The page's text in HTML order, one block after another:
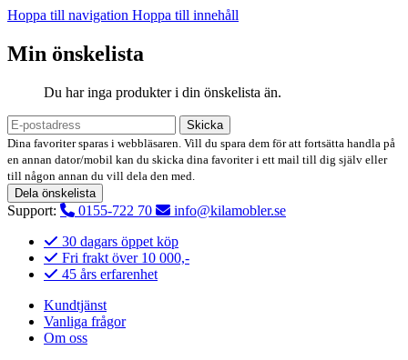
Hoppa till navigation Hoppa till innehåll
Min önskelista
Du har inga produkter i din önskelista än.
Skicka
Dina favoriter sparas i webbläsaren. Vill du spara dem för att fortsätta handla på
en annan dator/mobil kan du skicka dina favoriter i ett mail till dig själv eller
till någon annan du vill dela den med.
Dela önskelista
Support: 0155-722 70
info@kilamobler.se
30 dagars öppet köp
Fri frakt över 10 000,-
45 års erfarenhet
Kundtjänst
Vanliga frågor
Om oss